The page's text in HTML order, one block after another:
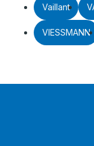
Vaillant
VIESSMANN